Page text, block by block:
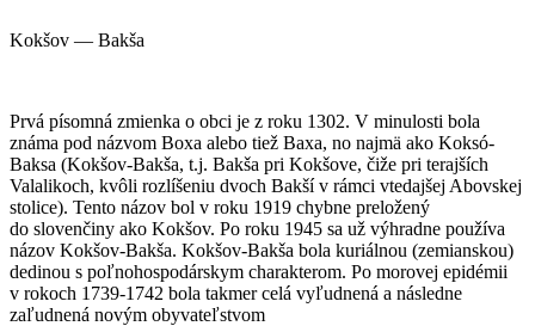
Kokšov — Bakša
Prvá písomná zmienka o obci je z roku 1302. V minulosti bola
známa pod názvom Boxa alebo tiež Baxa, no najmä ako Koksó-
Baksa (Kokšov-Bakša, t.j. Bakša pri Kokšove, čiže pri terajších
Valalikoch, kvôli rozlíšeniu dvoch Bakší v rámci vtedajšej Abovskej
stolice). Tento názov bol v roku 1919 chybne preložený
do slovenčiny ako Kokšov. Po roku 1945 sa už výhradne používa
názov Kokšov-Bakša. Kokšov-Bakša bola kuriálnou (zemianskou)
dedinou s poľnohospodárskym charakterom. Po morovej epidémii
v rokoch 1739-1742 bola takmer celá vyľudnená a následne
zaľudnená novým obyvateľstvom